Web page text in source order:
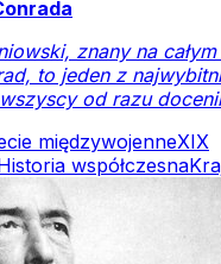
znany na
to jeden z
od razu
międzywojenneXIX
współczesna